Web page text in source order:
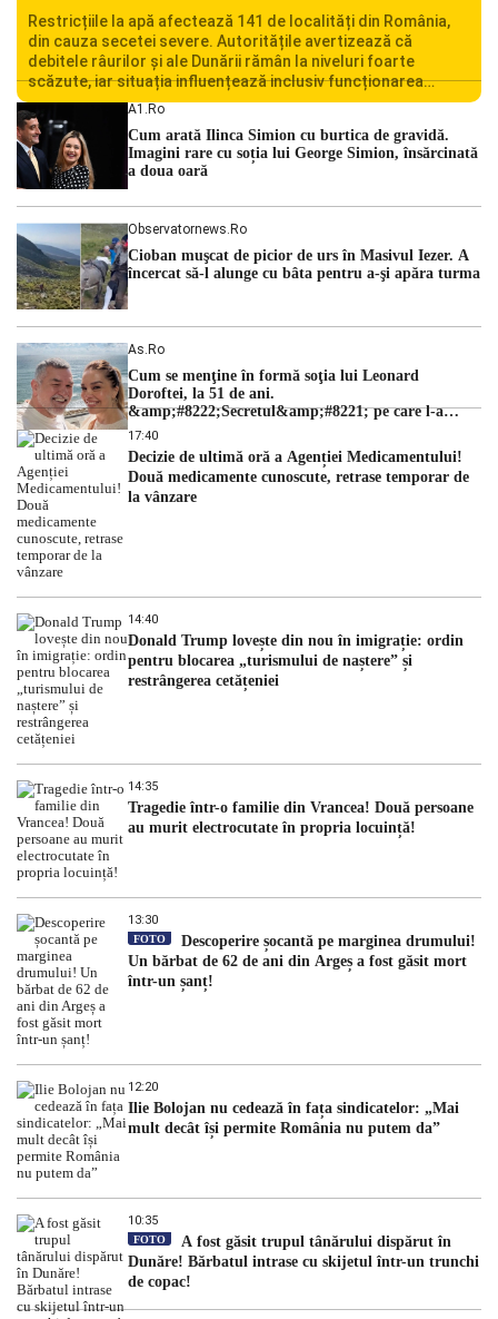
Restricțiile la apă afectează 141 de localități din România,
din cauza secetei severe. Autoritățile avertizează că
debitele râurilor și ale Dunării rămân la niveluri foarte
scăzute, iar situația influențează inclusiv funcționarea
Centralei Nucleare de la Cernavodă. România se confruntă
cu una dintre cele mai dificile perioade din punct de vedere
hidrologic din ultimii ani. Lipsa […]
A1.ro
Cum arată Ilinca Simion cu burtica de gravidă.
Imagini rare cu soția lui George Simion, însărcinată
a doua oară
Observatornews.ro
Cioban muşcat de picior de urs în Masivul Iezer. A
încercat să-l alunge cu bâta pentru a-şi apăra turma
As.ro
Cum se menţine în formă soţia lui Leonard
Doroftei, la 51 de ani.
&amp;#8222;Secretul&amp;#8221; pe care l-a
dezvăluit
17:40
Decizie de ultimă oră a Agenției Medicamentului!
Două medicamente cunoscute, retrase temporar de
la vânzare
14:40
Donald Trump lovește din nou în imigrație: ordin
pentru blocarea „turismului de naștere” și
restrângerea cetățeniei
14:35
Tragedie într-o familie din Vrancea! Două persoane
au murit electrocutate în propria locuință!
13:30
FOTO
Descoperire șocantă pe marginea drumului!
Un bărbat de 62 de ani din Argeș a fost găsit mort
într-un șanț!
12:20
Ilie Bolojan nu cedează în fața sindicatelor: „Mai
mult decât își permite România nu putem da”
10:35
FOTO
A fost găsit trupul tânărului dispărut în
Dunăre! Bărbatul intrase cu skijetul într-un trunchi
de copac!